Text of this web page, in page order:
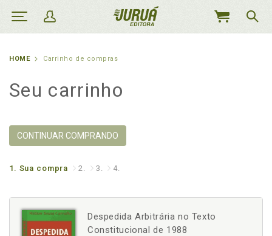
MEU
HOME Carrinho de compras
Seu carrinho
CONTINUAR COMPRANDO
1. Sua compra 2. 3. 4.
Despedida Arbitrária no Texto
Constitucional de 1988